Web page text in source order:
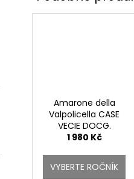
Amarone della
Valpolicella CASE
VECIE DOCG.
1 980 Kč
VYBERTE ROČNÍK